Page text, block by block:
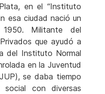
en el “Instituto
esa ciudad nació un
Militante del
que ayudó a
del Instituto Normal
en la Juventud
se daba tiempo
con diversas